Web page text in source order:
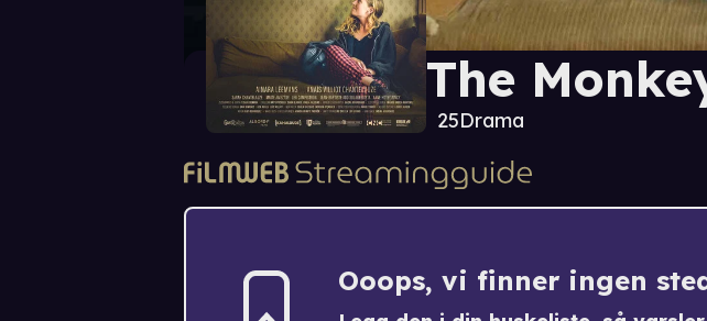
The
25Drama
Ooops, vi finner ingen